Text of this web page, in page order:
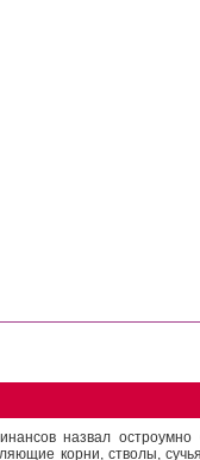
назвал
корни, стволы,